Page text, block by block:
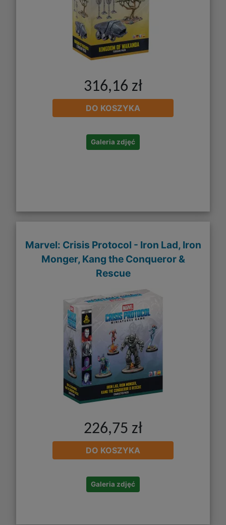
316,16 zł
DO KOSZYKA
Galeria zdjęć
Marvel: Crisis Protocol - Iron Lad, Iron
Monger, Kang the Conqueror &
Rescue
226,75 zł
DO KOSZYKA
Galeria zdjęć